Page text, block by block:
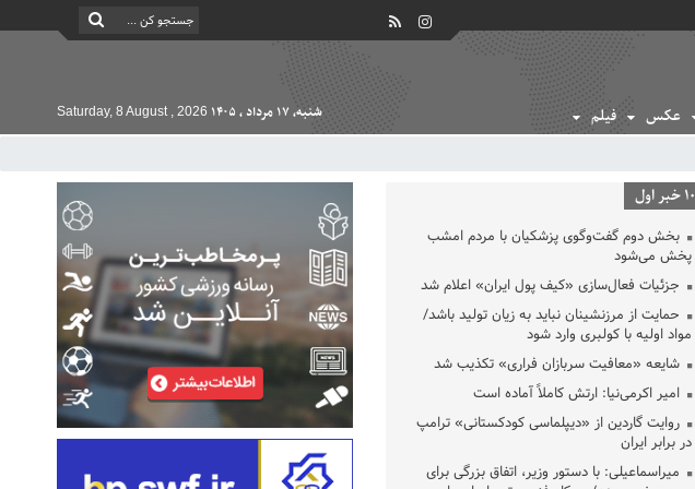
عکس فیلم شنبه, ۱۷ مرداد , ۱۴۰۵ Saturday, 8 August , 2026
10 خبر اول
بخش دوم گفت‌وگوی پزشکیان با مردم امشب
پخش می‌شود
جزئیات فعال‌سازی «کیف پول ایران» اعلام شد
حمایت از مرزنشینان نباید به زیان تولید باشد/
مواد اولیه با کولبری وارد شود
شایعه «معافیت سربازان فراری» تکذیب شد
امیر اکرمی‌نیا: ارتش کاملاً آماده است
روایت گاردین از «دیپلماسی کودکستانی» ترامپ
در برابر ایران
میراسماعیلی: با دستور وزیر، اتفاق بزرگی برای